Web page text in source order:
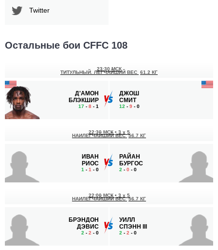
Twitter
Остальные бои CFFC 108
Д'АМОН
БЛЭКШИР
17 - 8 - 1
23:30 МСК
ТИТУЛЬНЫЙ. ЛЕГЧАЙШИЙ ВЕС 61.2 КГ
ДЖОШ
СМИТ
12 - 9 - 0
ИВАН
РИОС
1 - 1 - 0
22:30 МСК • 3 x 5
НАИЛЕГЧАЙШИЙ ВЕС 56.7 КГ
РАЙАН
БУРГОС
2 - 0 - 0
БРЭНДОН
ДЭВИС
2 - 2 - 0
22:00 МСК • 3 x 5
НАИЛЕГЧАЙШИЙ ВЕС 56.7 КГ
УИЛЛ
СПЭНН III
2 - 2 - 0